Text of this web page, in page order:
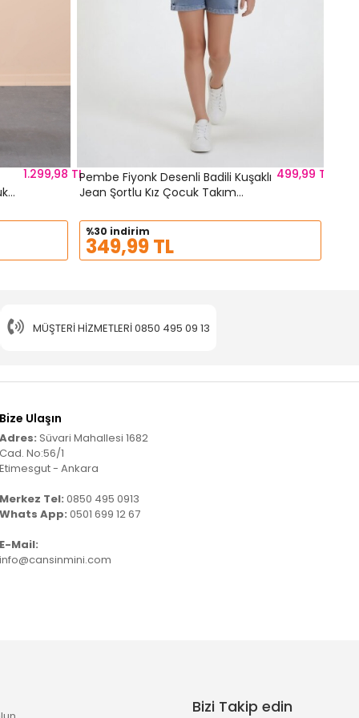
1.299,98 TLPembe Fiyonk Desenli Badili Kuşaklı
Jean Şortlu Kız Çocuk Takım
499,99 TL
%30 indirim
349,99 TL
MÜŞTERI HIZMETLERI0850 495 09 13
Bize Ulaşın
Adres: Süvari Mahallesi 1682
Cad. No:56/1
Etimesgut - Ankara
Merkez Tel: 0850 495 0913
Whats App: 0501 699 12 67
E-Mail:
info@cansinmini.com
Bizi Takip edin